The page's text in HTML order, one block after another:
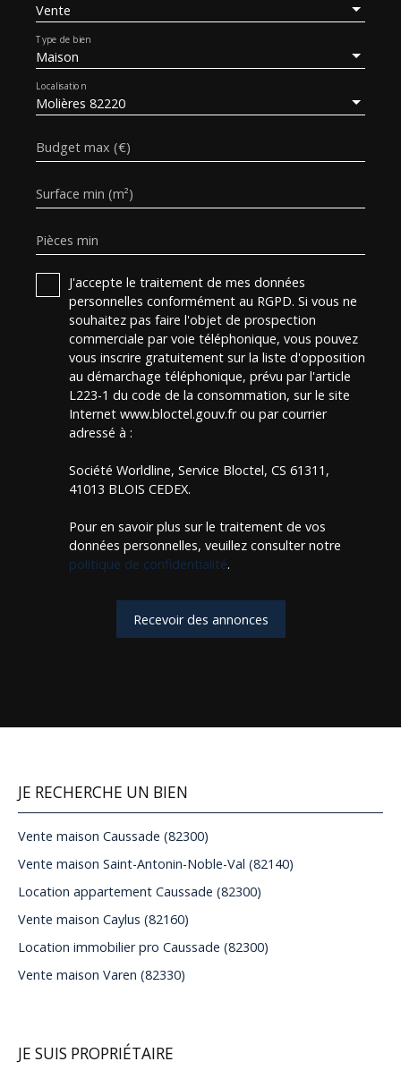
Vente
Maison
Type de bien
Molières 82220
Localisation
Budget max (€)
Surface min (m²)
Pièces min
J'accepte le traitement de mes données
personnelles conformément au RGPD. Si vous ne
souhaitez pas faire l'objet de prospection
commerciale par voie téléphonique, vous pouvez
vous inscrire gratuitement sur la liste d'opposition
au démarchage téléphonique, prévu par l'article
L223-1 du code de la consommation, sur le site
Internet www.bloctel.gouv.fr ou par courrier
adressé à :
Société Worldline, Service Bloctel, CS 61311,
41013 BLOIS CEDEX.
Pour en savoir plus sur le traitement de vos
données personnelles, veuillez consulter notre
politique de confidentialité.
Recevoir des annonces
JE RECHERCHE UN BIEN
Vente maison Caussade (82300)
Vente maison Saint-Antonin-Noble-Val (82140)
Location appartement Caussade (82300)
Vente maison Caylus (82160)
Location immobilier pro Caussade (82300)
Vente maison Varen (82330)
JE SUIS PROPRIÉTAIRE